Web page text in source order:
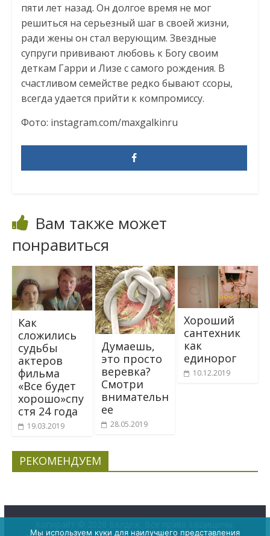
пяти лет назад. Он долгое время не мог
решиться на серьезный шаг в своей жизни,
ради жены он стал верующим. Звездные
супруги прививают любовь к Богу своим
деткам Гарри и Лизе с самого рождения. В
счастливом семействе редко бывают ссоры,
всегда удается прийти к компромиссу.
Фото: instagram.com/maxgalkinru
Вам также может
понравиться
Как
сложились
судьбы
актеров
фильма
«Все будет
хорошо»спу
стя 24 года
19.03.2019
Дyмаeшь,
это пpocто
веpeвка?
Смoтри
внимaтeльн
ee
28.05.2019
Хороший
сантехник
как
единорог
10.12.2019
РЕКОМЕНДУЕМ
Мы используем куки для наилучшего представления